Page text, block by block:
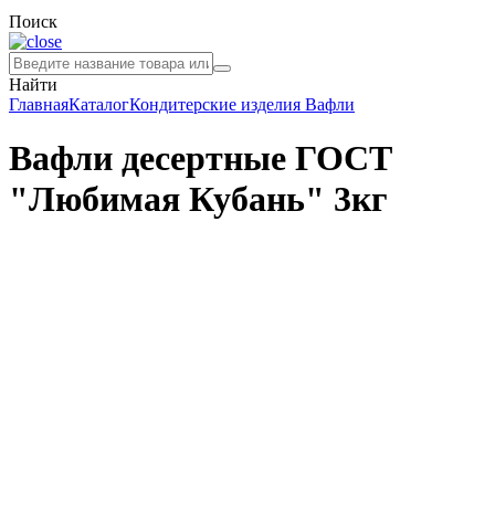
Поиск
Найти
ГлавнаяКаталогКондитерские изделия Вафли
Вафли десертные ГОСТ
"Любимая Кубань" 3кг